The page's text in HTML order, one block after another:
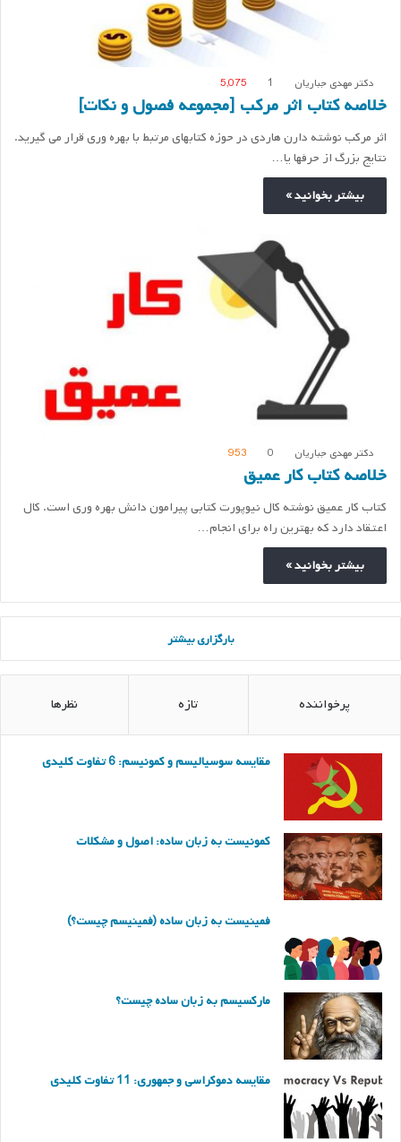
دکتر مهدی جباریان 1
5,075
خلاصه کتاب اثر مرکب [مجموعه فصول و نکات]
اثر مرکب نوشته دارن هاردی در حوزه کتابهای مرتبط با بهره وری قرار می گیرید.
نتایج بزرگ از حرفها یا…
بیشتر بخوانید »
دکتر مهدی جباریان 0
953
خلاصه کتاب کار عمیق
کتاب کار عمیق نوشته کال نیوپورت کتابی پیرامون دانش بهره وری است. کال
اعتقاد دارد که بهترین راه برای انجام…
بیشتر بخوانید »
بارگزاری بیشتر
پرخواننده تازه نظرها
مقایسه سوسیالیسم و کمونیسم: 6 تفاوت کلیدی
کمونیست به زبان ساده: اصول و مشکلات
فمینیست به زبان ساده (فمینیسم چیست؟)
مارکسیسم به زبان ساده چیست؟
مقایسه دموکراسی و جمهوری: 11 تفاوت کلیدی